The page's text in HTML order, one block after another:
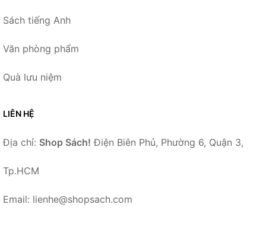
Sách tiếng Anh
Văn phòng phẩm
Quà lưu niệm
LIÊN HỆ
Địa chỉ: Shop Sách! Điện Biên Phủ, Phường 6, Quận 3,
Tp.HCM
Email: lienhe@shopsach.com